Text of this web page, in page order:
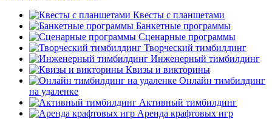
Квесты с планшетами
Банкетные программы
Сценарные программы
Творческий тимбилдинг
Инженерный тимбилдинг
Квизы и викторины
Онлайн тимбилдинг
на удаленке
Активный тимбилдинг
Аренда крафтовых игр